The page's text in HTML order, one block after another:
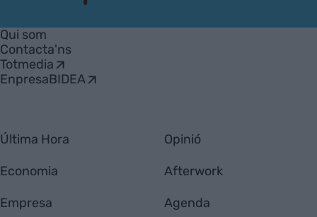
Empresa
Qui som
Contacta'ns
Totmedia
EnpresaBIDEA
Última Hora
Economia
Empresa
Opinió
Afterwork
Agenda